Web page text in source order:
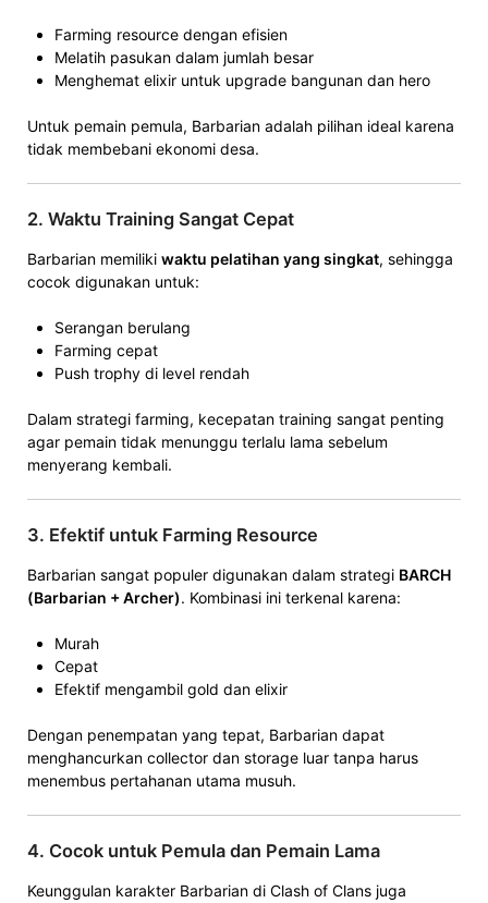
Farming resource dengan efisien
Melatih pasukan dalam jumlah besar
Menghemat elixir untuk upgrade bangunan dan hero
Untuk pemain pemula, Barbarian adalah pilihan ideal karena
tidak membebani ekonomi desa.
2. Waktu Training Sangat Cepat
Barbarian memiliki waktu pelatihan yang singkat, sehingga
cocok digunakan untuk:
Serangan berulang
Farming cepat
Push trophy di level rendah
Dalam strategi farming, kecepatan training sangat penting
agar pemain tidak menunggu terlalu lama sebelum
menyerang kembali.
3. Efektif untuk Farming Resource
Barbarian sangat populer digunakan dalam strategi BARCH
(Barbarian + Archer). Kombinasi ini terkenal karena:
Murah
Cepat
Efektif mengambil gold dan elixir
Dengan penempatan yang tepat, Barbarian dapat
menghancurkan collector dan storage luar tanpa harus
menembus pertahanan utama musuh.
4. Cocok untuk Pemula dan Pemain Lama
Keunggulan karakter Barbarian di Clash of Clans juga